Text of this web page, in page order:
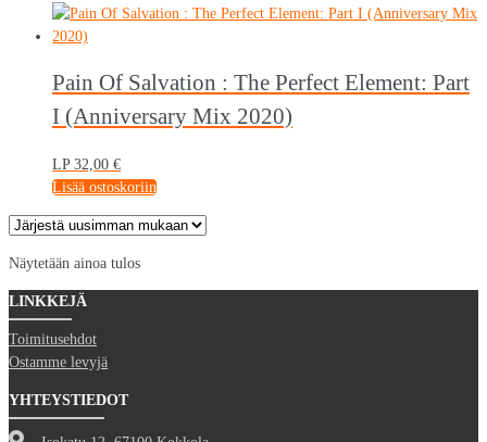
Pain Of Salvation : The Perfect Element: Part
I (Anniversary Mix 2020)
LP 32,00 €
Lisää ostoskoriin
Näytetään ainoa tulos
LINKKEJÄ
Toimitusehdot
Ostamme levyjä
YHTEYSTIEDOT